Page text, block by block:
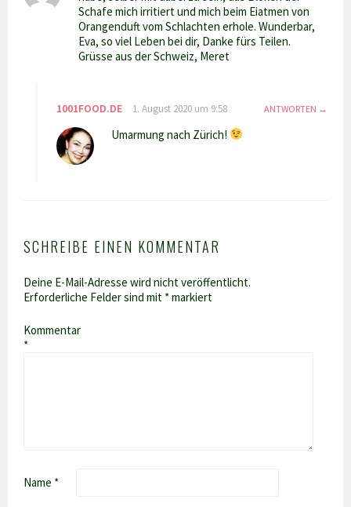
Schafe mich irritiert und mich beim Eiatmen von
Orangenduft vom Schlachten erhole. Wunderbar,
Eva, so viel Leben bei dir, Danke fürs Teilen.
Grüsse aus der Schweiz, Meret
1001FOOD.DE 1. August 2020 um 9:58 ANTWORTEN
Umarmung nach Zürich!
SCHREIBE EINEN KOMMENTAR
Deine E-Mail-Adresse wird nicht veröffentlicht.
Erforderliche Felder sind mit *markiert
Kommentar
*
Name *